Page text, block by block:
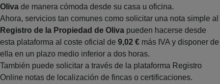
Oliva de manera cómoda desde su casa u oficina.
Ahora, servicios tan comunes como solicitar una nota simple al
Registro de la Propiedad de Oliva pueden hacerse desde
esta plataforma al coste oficial de 9,02 € más IVA y disponer de
ella en un plazo medio inferior a dos horas.
También puede solicitar a través de la plataforma Registro
Online notas de localización de fincas o certificaciones.